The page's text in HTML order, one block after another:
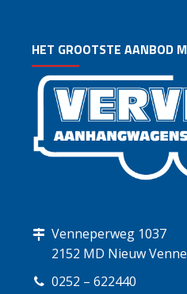
HET GROOTSTE AANBOD
Venneperweg 1037
2152 MD Nieuw
0252 – 622440